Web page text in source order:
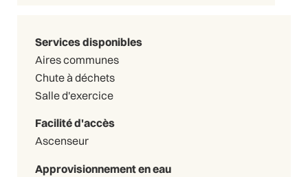
Services disponibles
Aires communes
Chute à déchets
Salle d'exercice
Facilité d'accès
Ascenseur
Approvisionnement en eau